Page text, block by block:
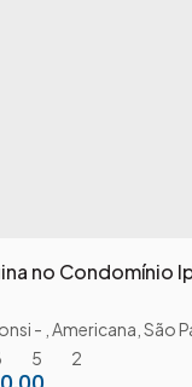
no Condomínio
Americana São
5 2